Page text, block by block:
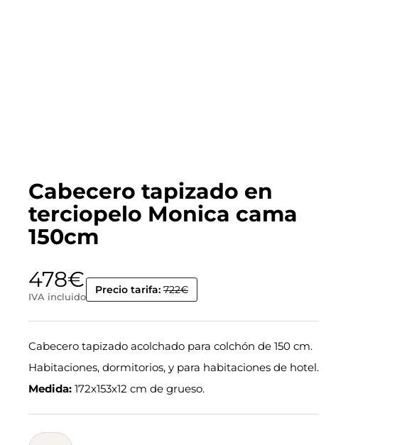
Cabecero tapizado en
terciopelo Monica cama
150cm
478€
IVA incluido
Precio tarifa: 722€
Cabecero tapizado acolchado para colchón de 150 cm.
Habitaciones, dormitorios, y para habitaciones de hotel.
Medida: 172x153x12 cm de grueso.